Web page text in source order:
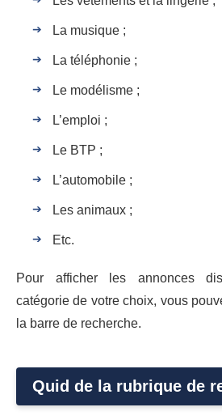
La musique ;
La téléphonie ;
Le modélisme ;
L’emploi ;
Le BTP ;
L’automobile ;
Les animaux ;
Etc.
Pour afficher les annonces
catégorie de votre choix, vous
la barre de recherche.
Quid de la rubrique de